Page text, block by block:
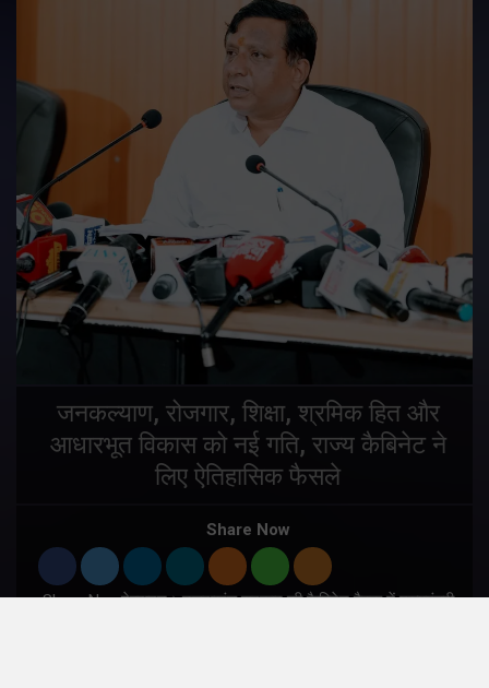
जनकल्याण, रोजगार, शिक्षा, श्रमिक हित और
आधारभूत विकास को नई गति, राज्य कैबिनेट ने
लिए ऐतिहासिक फैसले
Share Now
Share Nowदेहरादून। उत्तराखंड सरकार की कैबिनेट बैठक में मुख्यमंत्री